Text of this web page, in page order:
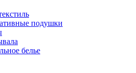
подушки
белье